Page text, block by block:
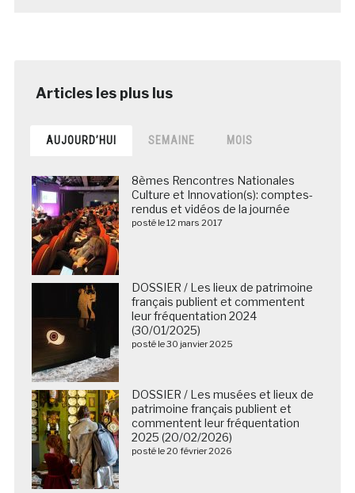
AUJOURD’HUI SEMAINE MOIS
8èmes Rencontres Nationales
Culture et Innovation(s): comptes-
rendus et vidéos de la journée
posté le 12 mars 2017
DOSSIER / Les lieux de patrimoine
français publient et commentent
leur fréquentation 2024
(30/01/2025)
posté le 30 janvier 2025
DOSSIER / Les musées et lieux de
patrimoine français publient et
commentent leur fréquentation
2025 (20/02/2026)
posté le 20 février 2026